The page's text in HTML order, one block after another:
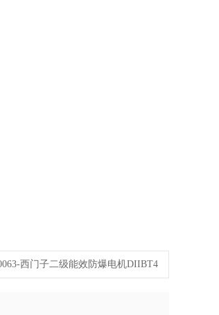
西门子二级能效防爆电机DIIBT4